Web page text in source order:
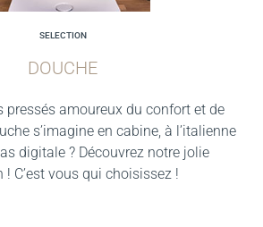
SELECTION
DOUCHE
pressés amoureux du confort et de
s’imagine en cabine, à l’italienne
digitale ? Découvrez notre jolie
! C’est vous qui choisissez !